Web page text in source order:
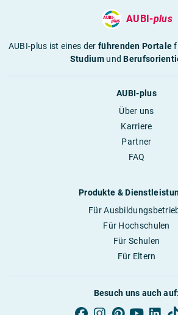
AUBI-plus
AUBI-plus ist eines derführenden Portale
Studiumund
AUBI-plus
Über uns
Karriere
Partner
FAQ
Produkte &
Für
Für Hochschulen
Für Schulen
Für Eltern
Besuch uns auch auf: